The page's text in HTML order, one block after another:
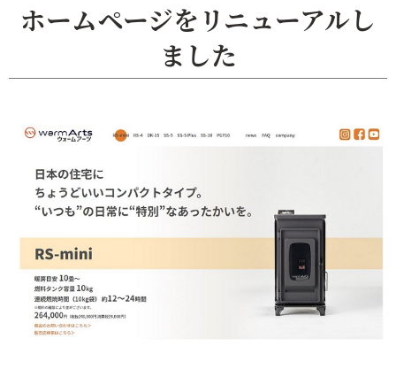
ホームページをリニューアルし
ました